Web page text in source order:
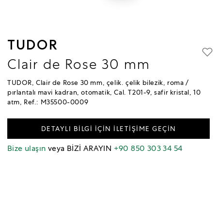
TUDOR
Clair de Rose 30 mm
TUDOR, Clair de Rose 30 mm, çelik. çelik bilezik, roma /
pırlantalı mavi kadran, otomatik, Cal. T201-9, safir kristal, 10
atm, Ref.: M35500-0009
DETAYLI BİLGİ İÇİN İLETİŞİME GEÇİN
Bize ulaşın veya BİZİ ARAYIN +90 850 303 34 54